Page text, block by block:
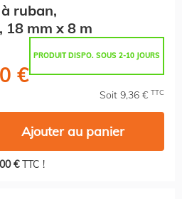
ruban,
mm x 8 m
PRODUIT DISPO. SOUS 2-10 JOURS
€
Soit 9,36 € TTC
Ajouter au panier
€TTC !